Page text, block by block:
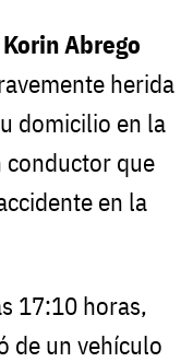
Abrego
herida
domicilio en la
conductor que
en la
17:10 horas,
de un vehículo